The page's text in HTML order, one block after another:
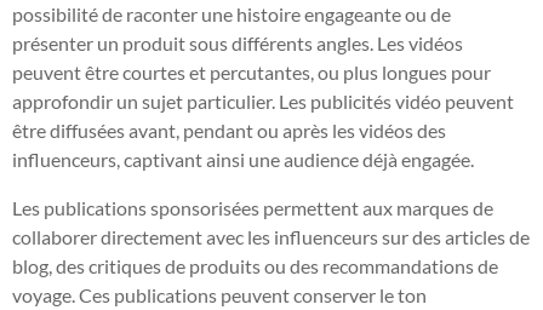
possibilité de raconter une histoire engageante ou de
présenter un produit sous différents angles. Les vidéos
peuvent être courtes et percutantes, ou plus longues pour
approfondir un sujet particulier. Les publicités vidéo peuvent
être diffusées avant, pendant ou après les vidéos des
influenceurs, captivant ainsi une audience déjà engagée.
Les publications sponsorisées permettent aux marques de
collaborer directement avec les influenceurs sur des articles de
blog, des critiques de produits ou des recommandations de
voyage. Ces publications peuvent conserver le ton